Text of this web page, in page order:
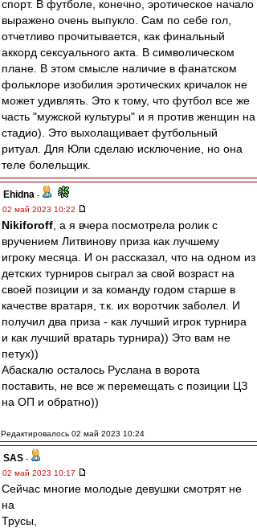
спорт. В футболе, конечно, эротическое начало
выражено очень выпукло. Сам по себе гол,
отчетливо прочитывается, как финальный
аккорд сексуального акта. В символическом
плане. В этом смысле наличие в фанатском
фольклоре изобилия эротических кричалок не
может удивлять. Это к тому, что футбол все же
часть "мужской культуры" и я против женщин на
стадио). Это выхолащивает футбольный
ритуал. Для Юли сделаю исключение, но она
теле болельщик.
Ehidna -
02 май 2023 10:22
Nikiforoff , а я вчера посмотрела ролик с
вручением Литвинову приза как лучшему
игроку месяца. И он рассказал, что на одном из
детских турниров сыграл за свой возраст на
своей позиции и за команду годом старше в
качестве вратаря, т.к. их воротчик заболел. И
получил два приза - как лучший игрок турнира
и как лучший вратарь турнира)) Это вам не
петух))
Абаскалю осталось Руслана в ворота
поставить, не все ж перемещать с позиции ЦЗ
на ОП и обратно))
Редактировалось 02 май 2023 10:24
SAS -
02 май 2023 10:17
Сейчас многие молодые девушки смотрят не
на
Трусы,